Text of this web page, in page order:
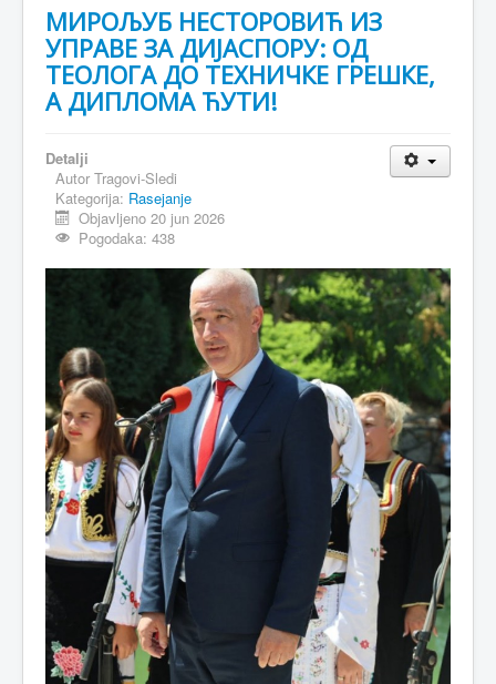
МИРОЉУБ НЕСТОРОВИЋ ИЗ
УПРАВЕ ЗА ДИЈАСПОРУ: ОД
ТЕОЛОГА ДО ТЕХНИЧКЕ ГРЕШКЕ,
А ДИПЛОМА ЋУТИ!
Detalji
Autor Tragovi-Sledi
Kategorija: Rasejanje
Objavljeno 20 jun 2026
Pogodaka: 438